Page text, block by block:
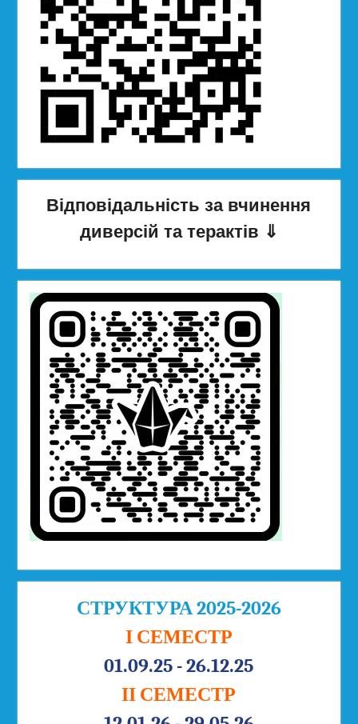
Відповідальність за вчинення
диверсій та терактів ⇓
СТРУКТУРА 2025-2026
І СЕМЕСТР
01.09.25 - 26.12.25
ІІ СЕМЕСТР